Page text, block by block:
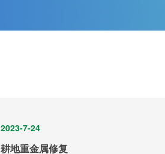
2023-7-24
耕地重金属修复